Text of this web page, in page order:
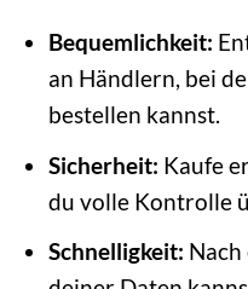
Bequemlichkeit:
an Händlern, bei
bestellen kannst.
Sicherheit: Kaufe
du volle Kontrolle
Schnelligkeit: